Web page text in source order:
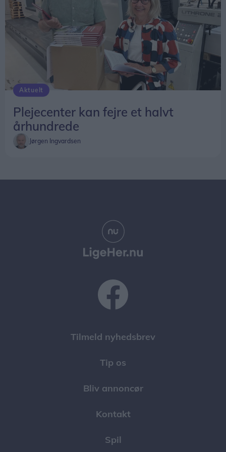
Plejecenter kan fejre et halvt
århundrede
Jørgen Ingvardsen
Tilmeld nyhedsbrev
Tip os
Bliv annoncør
Kontakt
Spil